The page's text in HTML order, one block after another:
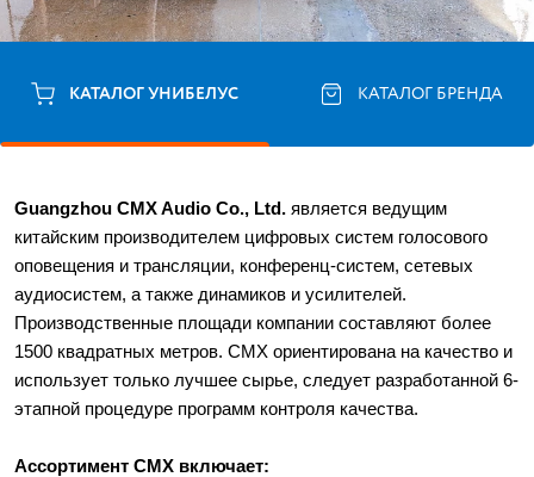
КАТАЛОГ УНИБЕЛУС КАТАЛОГ БРЕНДА
Guangzhou CMX Audio Co., Ltd. является ведущим
китайским производителем цифровых систем голосового
оповещения и трансляции, конференц-систем, сетевых
аудиосистем, а также динамиков и усилителей.
Производственные площади компании составляют более
1500 квадратных метров. CMX ориентирована на качество и
использует только лучшее сырье, следует разработанной 6-
этапной процедуре программ контроля качества.
Ассортимент CMX включает: